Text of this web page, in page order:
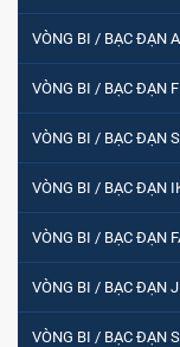
VÒNG BI / BẠC ĐẠN
VÒNG BI / BẠC ĐẠN
VÒNG BI / BẠC ĐẠN
VÒNG BI / BẠC ĐẠN
VÒNG BI / BẠC ĐẠN
VÒNG BI / BẠC ĐẠN
VÒNG BI / BẠC ĐẠN